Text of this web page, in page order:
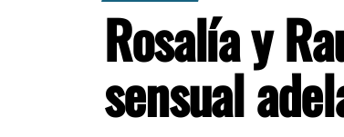
Rosalía y
sensual